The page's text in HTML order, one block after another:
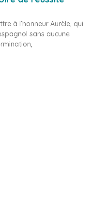
à l’honneur Aurèle, qui
sans aucune